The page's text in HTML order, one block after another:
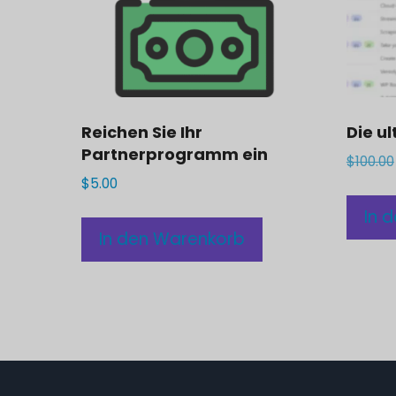
Reichen Sie Ihr
Partnerprogramm ein
$5.00
In den Warenkorb
Die
$100.00
In